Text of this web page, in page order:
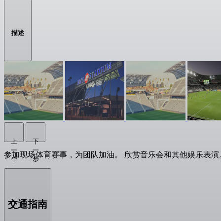
描述
上
一
个
下
一
步
参加现场体育赛事，为团队加油。 欣赏音乐会和其他娱乐表演
交通指南